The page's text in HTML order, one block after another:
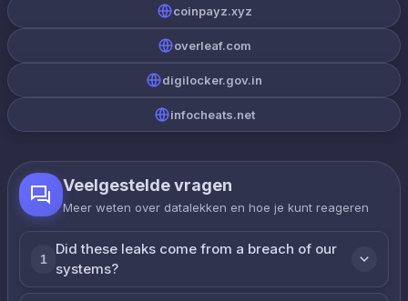
coinpayz.xyz
overleaf.com
digilocker.gov.in
infocheats.net
Veelgestelde vragen
Meer weten over datalekken en hoe je kunt reageren
1
Did these leaks come from a breach of our
systems?